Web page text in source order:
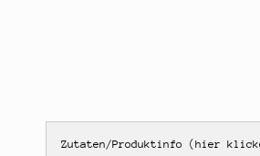
Zutaten/Produktinfo (hier